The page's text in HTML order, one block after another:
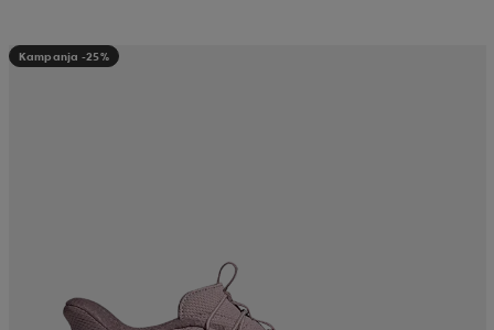
Kampanja -25%